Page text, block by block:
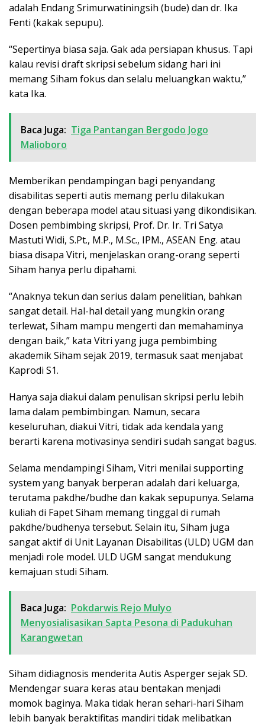
adalah Endang Srimurwatiningsih (bude) dan dr. Ika
Fenti (kakak sepupu).
“Sepertinya biasa saja. Gak ada persiapan khusus. Tapi
kalau revisi draft skripsi sebelum sidang hari ini
memang Siham fokus dan selalu meluangkan waktu,”
kata Ika.
Baca Juga: Tiga Pantangan Bergodo Jogo
Malioboro
Memberikan pendampingan bagi penyandang
disabilitas seperti autis memang perlu dilakukan
dengan beberapa model atau situasi yang dikondisikan.
Dosen pembimbing skripsi, Prof. Dr. Ir. Tri Satya
Mastuti Widi, S.Pt., M.P., M.Sc., IPM., ASEAN Eng. atau
biasa disapa Vitri, menjelaskan orang-orang seperti
Siham hanya perlu dipahami.
“Anaknya tekun dan serius dalam penelitian, bahkan
sangat detail. Hal-hal detail yang mungkin orang
terlewat, Siham mampu mengerti dan memahaminya
dengan baik,” kata Vitri yang juga pembimbing
akademik Siham sejak 2019, termasuk saat menjabat
Kaprodi S1.
Hanya saja diakui dalam penulisan skripsi perlu lebih
lama dalam pembimbingan. Namun, secara
keseluruhan, diakui Vitri, tidak ada kendala yang
berarti karena motivasinya sendiri sudah sangat bagus.
Selama mendampingi Siham, Vitri menilai supporting
system yang banyak berperan adalah dari keluarga,
terutama pakdhe/budhe dan kakak sepupunya. Selama
kuliah di Fapet Siham memang tinggal di rumah
pakdhe/budhenya tersebut. Selain itu, Siham juga
sangat aktif di Unit Layanan Disabilitas (ULD) UGM dan
menjadi role model. ULD UGM sangat mendukung
kemajuan studi Siham.
Baca Juga: Pokdarwis Rejo Mulyo
Menyosialisasikan Sapta Pesona di Padukuhan
Karangwetan
Siham didiagnosis menderita Autis Asperger sejak SD.
Mendengar suara keras atau bentakan menjadi
momok baginya. Maka tidak heran sehari-hari Siham
lebih banyak beraktifitas mandiri tidak melibatkan